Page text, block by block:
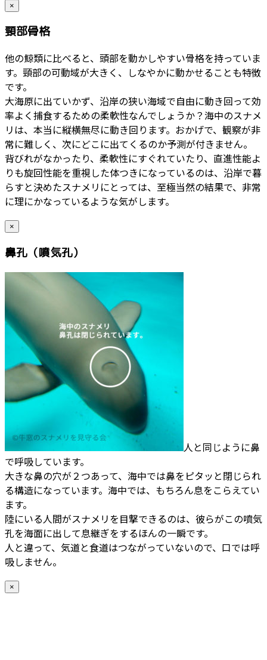
×
頸部骨格
他の鯨類に比べると、頭部を動かしやすい骨格を持っていま
す。頸部の可動域が大きく、しなやかに動かせることも特徴
です。
大海原に出ていかず、沿岸の狭い海域で自由に動き回って効
率よく捕食するための柔軟性なんでしょうか？海中のスナメ
リは、本当に縦横無尽に動き回ります。おかげで、観察が非
常に難しく、次にどこに出てくるのか予測が付きません。
背びれがなかったり、柔軟性にすぐれていたり、直進性能よ
りも旋回性能を重視した体つきになっているのは、沿岸で暮
らすと決めたスナメリにとっては、至極当然の結果で、非常
に理にかなっているような気がします。
×
鼻孔（噴気孔）
人と同じように鼻
で呼吸しています。
大きな鼻の穴が２つあって、海中では鼻をピタッと閉じられ
る構造になっています。海中では、もちろん息をこらえてい
ます。
陸にいる人間がスナメリを目撃できるのは、彼らがこの噴気
孔を海面に出して息継ぎをするほんの一瞬です。
人と違って、気道と食道はつながっていないので、口では呼
吸しません。
×